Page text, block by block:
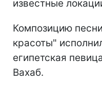
известные
Композицию
красоты"
египетская
Вахаб.